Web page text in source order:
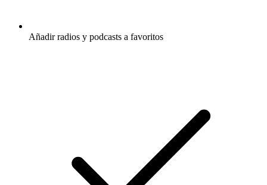
Añadir radios y podcasts a favoritos